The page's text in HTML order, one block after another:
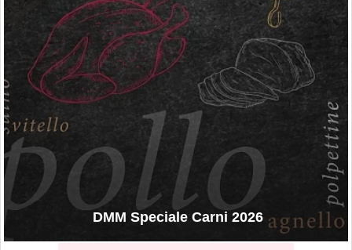
DMM Speciale Carni 2026